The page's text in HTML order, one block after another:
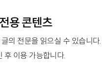
용 콘텐츠
글의 전문을 읽으실 수 있습니다.
후 이용 가능합니다.